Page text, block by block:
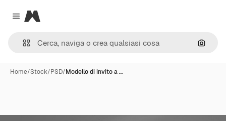
Close menu
Magnific
Cerca
Home/Stock/PSD/Modello di invito a …